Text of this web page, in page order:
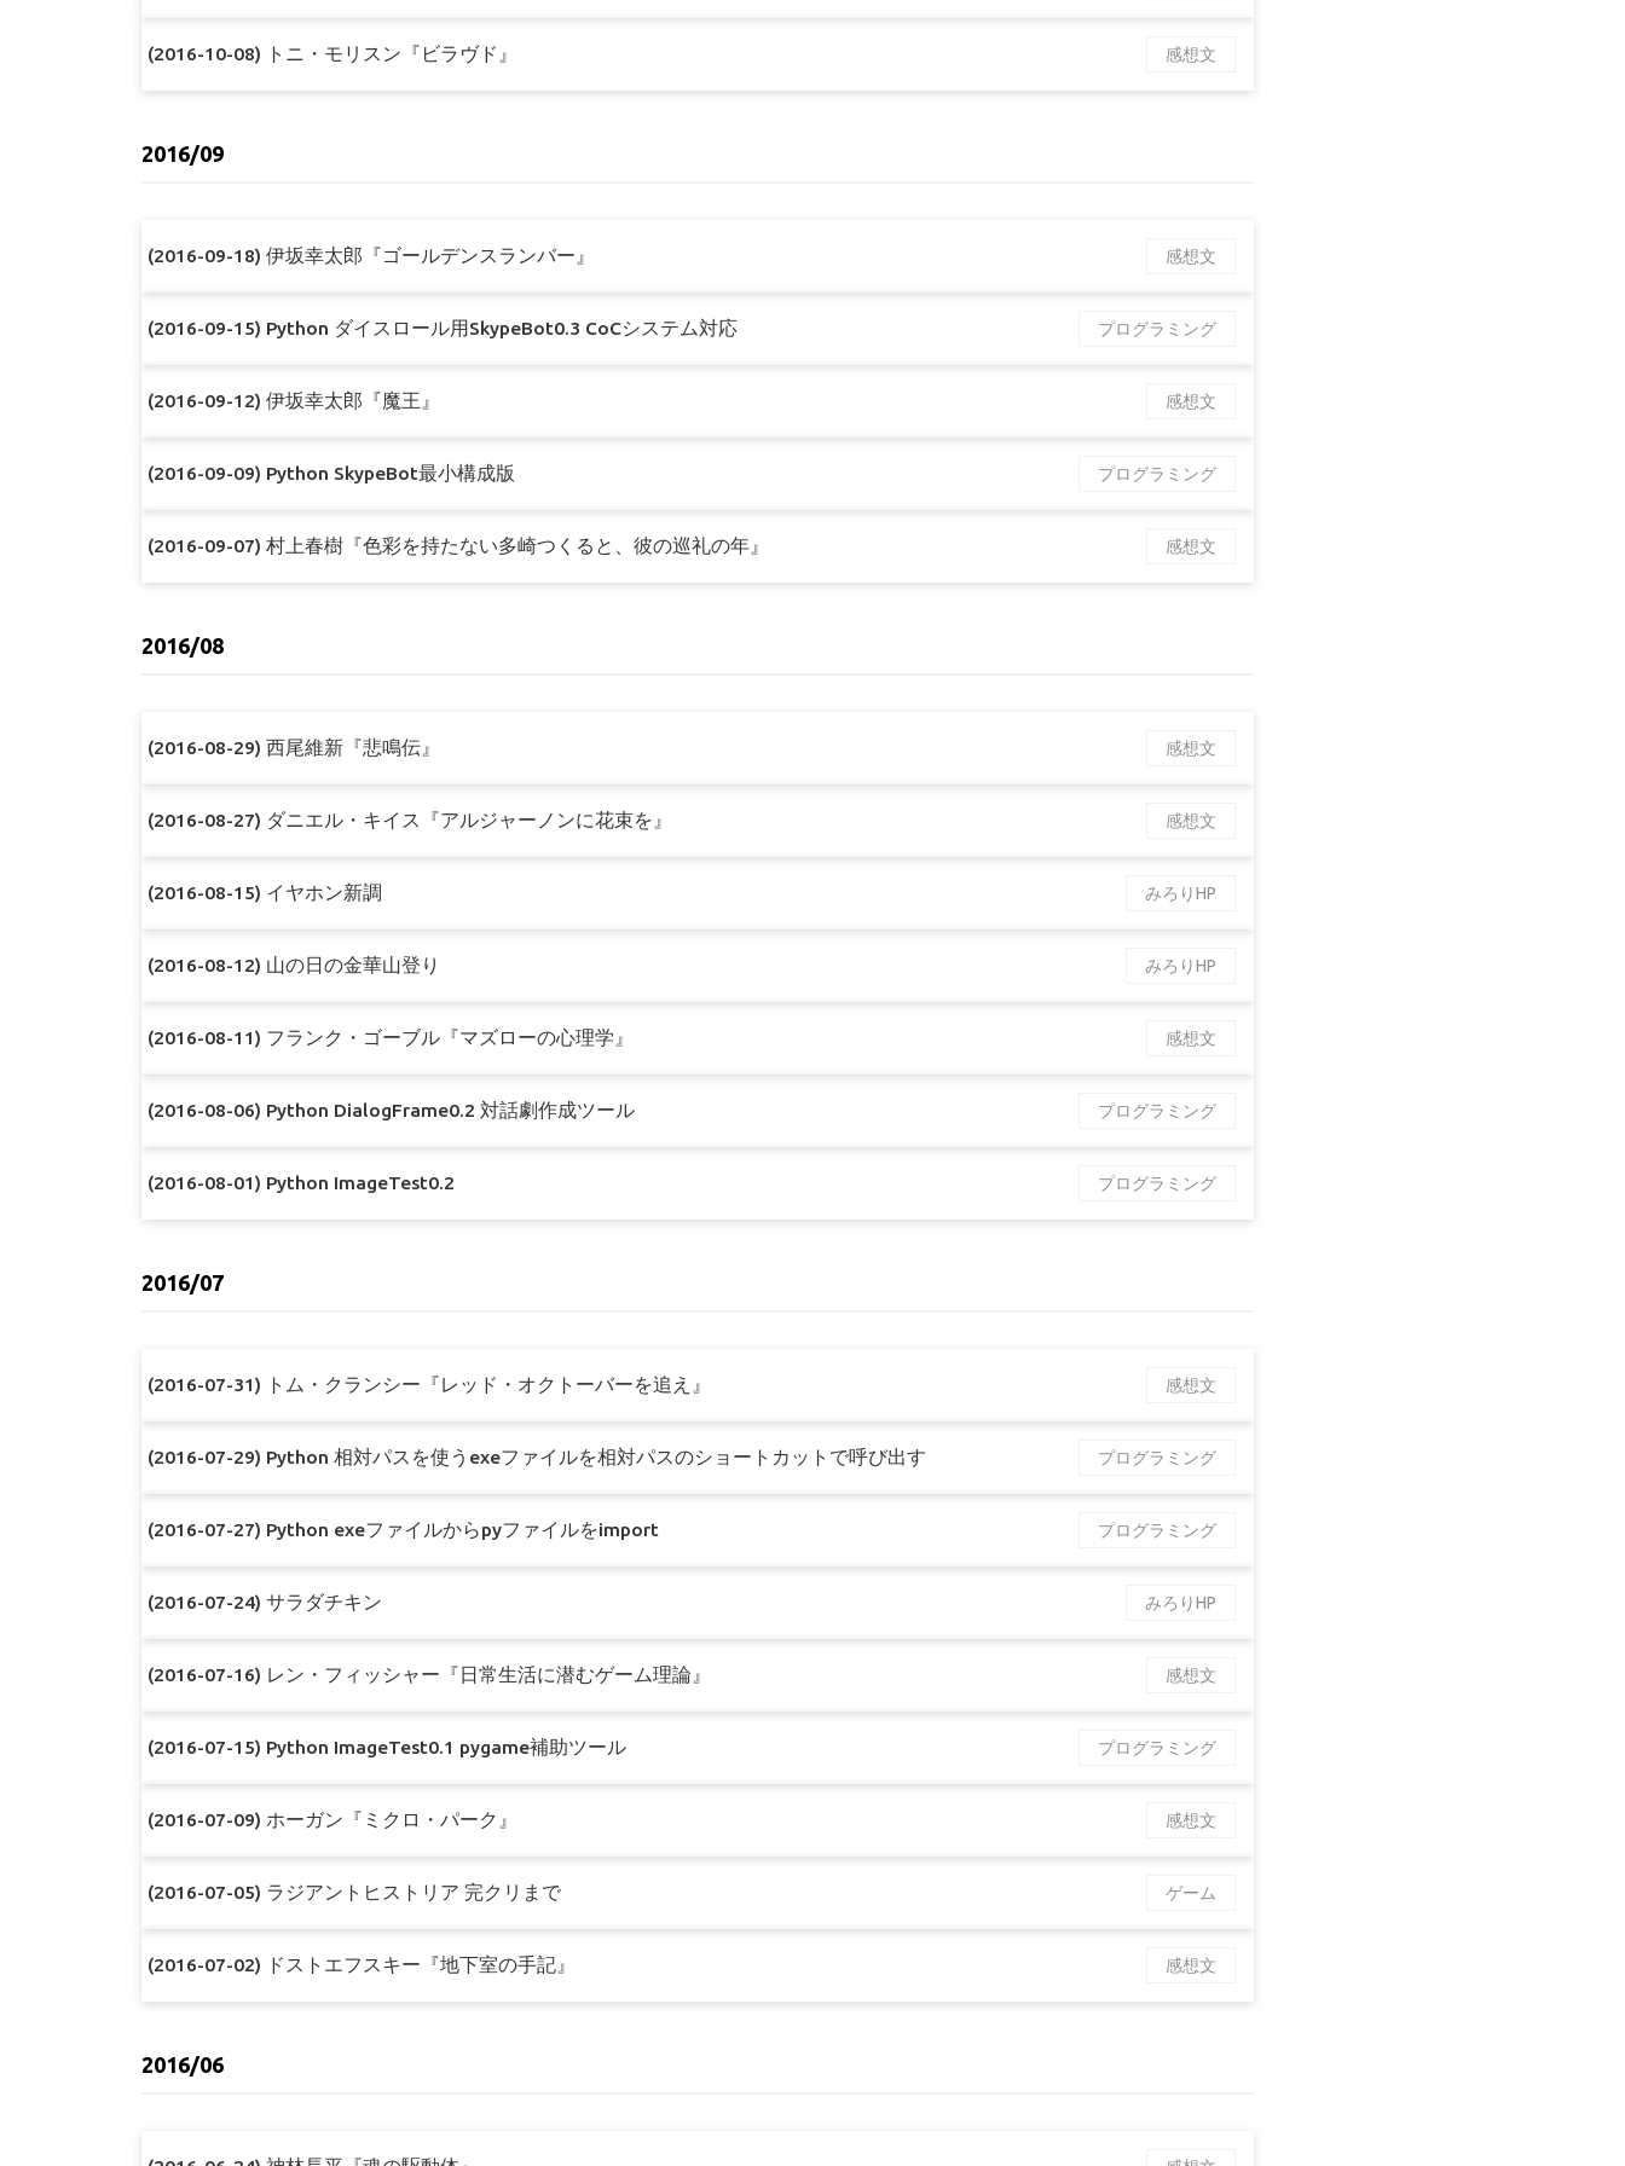
(2016-10-08) トニ・モリスン『ビラヴド』 感想文
2016/09
(2016-09-18) 伊坂幸太郎『ゴールデンスランバー』 感想文
(2016-09-15) Python ダイスロール用SkypeBot0.3 CoCシステム対応 プログラミング
(2016-09-12) 伊坂幸太郎『魔王』 感想文
(2016-09-09) Python SkypeBot最小構成版 プログラミング
(2016-09-07) 村上春樹『色彩を持たない多崎つくると、彼の巡礼の年』 感想文
2016/08
(2016-08-29) 西尾維新『悲鳴伝』 感想文
(2016-08-27) ダニエル・キイス『アルジャーノンに花束を』 感想文
(2016-08-15) イヤホン新調 みろりHP
(2016-08-12) 山の日の金華山登り みろりHP
(2016-08-11) フランク・ゴーブル『マズローの心理学』 感想文
(2016-08-06) Python DialogFrame0.2 対話劇作成ツール プログラミング
(2016-08-01) Python ImageTest0.2 プログラミング
2016/07
(2016-07-31) トム・クランシー『レッド・オクトーバーを追え』 感想文
(2016-07-29) Python 相対パスを使うexeファイルを相対パスのショートカットで呼び出す プログラミング
(2016-07-27) Python exeファイルからpyファイルをimport プログラミング
(2016-07-24) サラダチキン みろりHP
(2016-07-16) レン・フィッシャー『日常生活に潜むゲーム理論』 感想文
(2016-07-15) Python ImageTest0.1 pygame補助ツール プログラミング
(2016-07-09) ホーガン『ミクロ・パーク』 感想文
(2016-07-05) ラジアントヒストリア 完クリまで ゲーム
(2016-07-02) ドストエフスキー『地下室の手記』 感想文
2016/06